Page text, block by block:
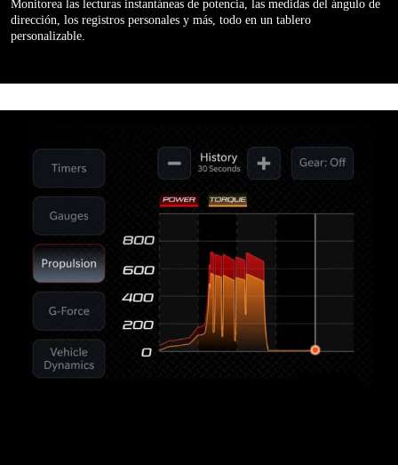
Monitorea las lecturas instantáneas de potencia, las medidas del ángulo de
dirección, los registros personales y más, todo en un tablero
personalizable.